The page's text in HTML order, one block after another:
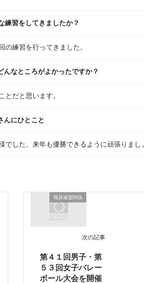
練習をしてきましたか？
の練習を行ってきました。
んなところがよかったですか？
とだと思います。
んにひとこと
でした。来年も優勝できるように頑張りまし
職員連盟関係
次の記事
第４１回男子・第
５３回女子バレー
ボール大会を開催